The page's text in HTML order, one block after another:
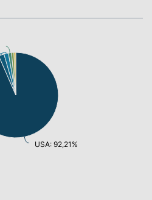
USA: 92,21%